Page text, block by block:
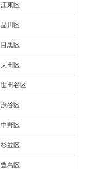
江東区
品川区
目黒区
大田区
世田谷区
渋谷区
中野区
杉並区
豊島区